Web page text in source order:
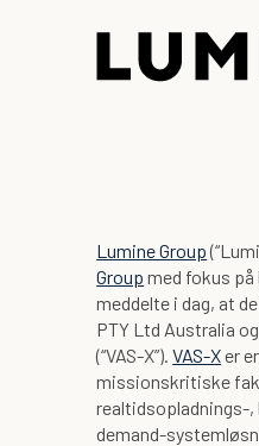
Lumine Group
Group med fokus
meddelte i dag, at
PTY Ltd Australia
(“VAS-X”).VAS-Xer
missionskritiske
realtidsopladnings-
demand-